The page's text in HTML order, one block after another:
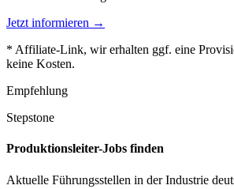
Jetzt informieren →
* Affiliate-Link, wir erhalten ggf. eine
keine Kosten.
Empfehlung
Stepstone
Produktionsleiter-Jobs finden
Aktuelle Führungsstellen in der Industrie